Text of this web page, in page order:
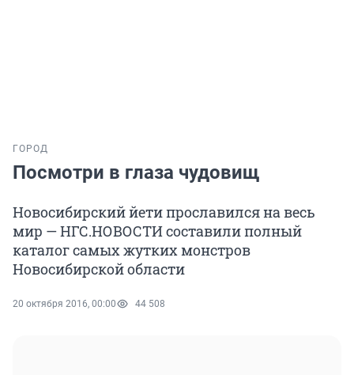
ГОРОД
Посмотри в глаза чудовищ
Новосибирский йети прославился на весь
мир — НГС.НОВОСТИ составили полный
каталог самых жутких монстров
Новосибирской области
20 октября 2016, 00:00 44 508